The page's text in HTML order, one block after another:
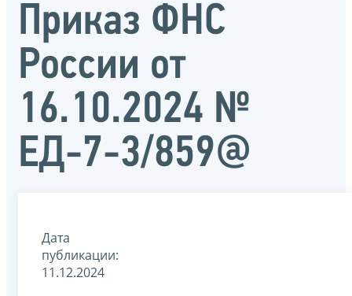
Приказ ФНС
России от
16.10.2024 №
ЕД-7-3/859@
Дата
публикации:
11.12.2024